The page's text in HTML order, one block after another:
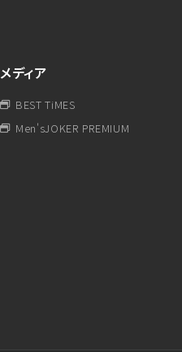
メディア
BEST TiMES
Men'sJOKER PREMIUM